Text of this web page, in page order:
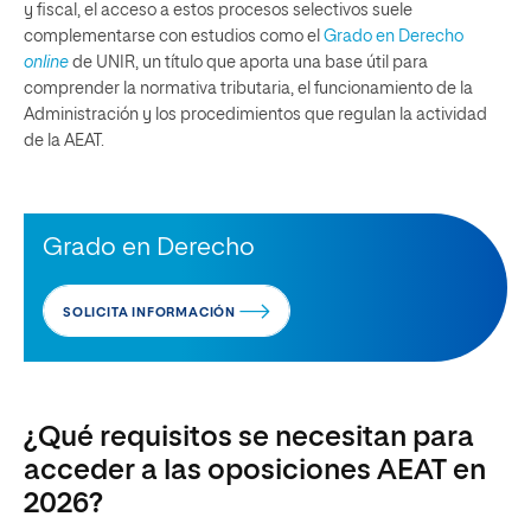
y fiscal, el acceso a estos procesos selectivos suele
complementarse con estudios como el Grado en Derecho
online de UNIR, un título que aporta una base útil para
comprender la normativa tributaria, el funcionamiento de la
Administración y los procedimientos que regulan la actividad
de la AEAT.
Grado en Derecho
SOLICITA INFORMACIÓN
¿Qué requisitos se necesitan para
acceder a las oposiciones AEAT en
2026?